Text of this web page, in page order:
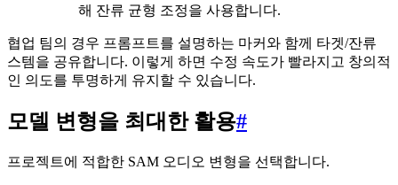
해 잔류 균형 조정을 사용합니다.
협업 팀의 경우 프롬프트를 설명하는 마커와 함께 타겟/잔류
스템을 공유합니다. 이렇게 하면 수정 속도가 빨라지고 창의적
인 의도를 투명하게 유지할 수 있습니다.
모델 변형을 최대한 활용#
프로젝트에 적합한 SAM 오디오 변형을 선택합니다.